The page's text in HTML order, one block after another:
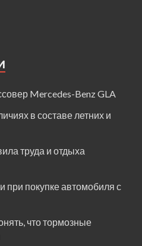
Mercedes-Benz GLA
в составе летних и
труда и отдыха
покупке автомобиля с
что тормозные